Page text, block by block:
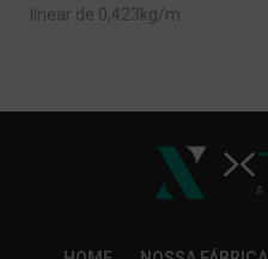
linear de 0,423kg/m.